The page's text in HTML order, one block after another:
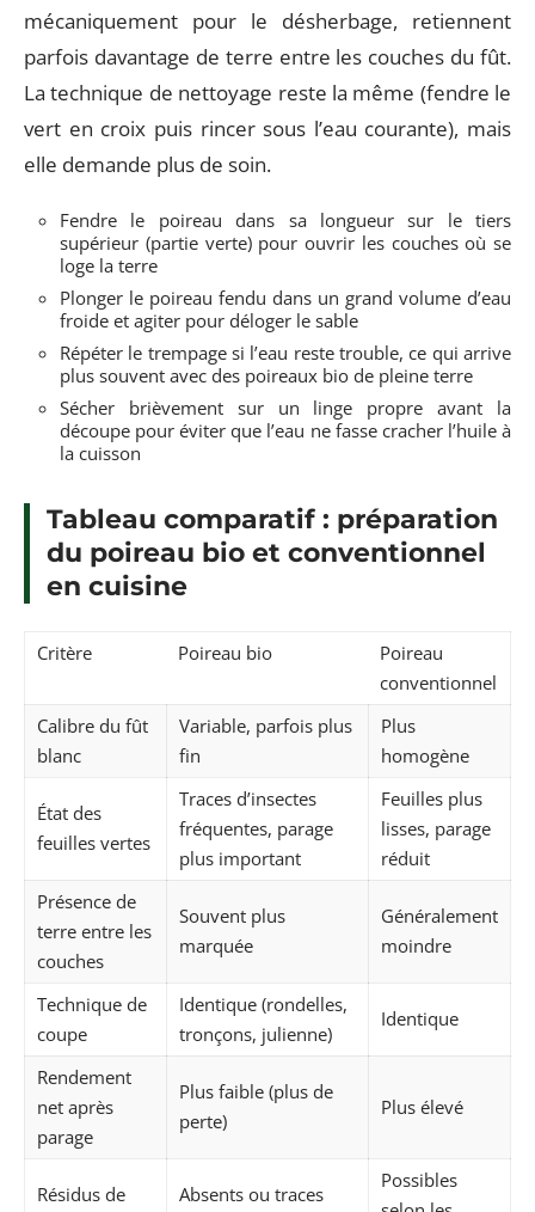
mécaniquement pour le désherbage, retiennent
parfois davantage de terre entre les couches du fût.
La technique de nettoyage reste la même (fendre le
vert en croix puis rincer sous l’eau courante), mais
elle demande plus de soin.
Fendre le poireau dans sa longueur sur le tiers
supérieur (partie verte) pour ouvrir les couches où se
loge la terre
Plonger le poireau fendu dans un grand volume d’eau
froide et agiter pour déloger le sable
Répéter le trempage si l’eau reste trouble, ce qui arrive
plus souvent avec des poireaux bio de pleine terre
Sécher brièvement sur un linge propre avant la
découpe pour éviter que l’eau ne fasse cracher l’huile à
la cuisson
Tableau comparatif : préparation
du poireau bio et conventionnel
en cuisine
Critère Poireau bio
Poireau
conventionnel
Calibre du fût
blanc
Variable, parfois plus
fin
Plus
homogène
État des
feuilles vertes
Traces d’insectes
fréquentes, parage
plus important
Feuilles plus
lisses, parage
réduit
Présence de
terre entre les
couches
Souvent plus
marquée
Généralement
moindre
Technique de
coupe
Identique (rondelles,
tronçons, julienne)
Identique
Rendement
net après
parage
Plus faible (plus de
perte)
Plus élevé
Résidus de
Absents ou traces
Possibles